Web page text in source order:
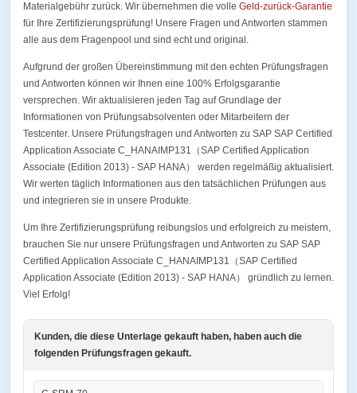
Materialgebühr zurück. Wir übernehmen die volle Geld-zurück-Garantie
für Ihre Zertifizierungsprüfung! Unsere Fragen und Antworten stammen
alle aus dem Fragenpool und sind echt und original.
Aufgrund der großen Übereinstimmung mit den echten Prüfungsfragen
und Antworten können wir Ihnen eine 100% Erfolgsgarantie
versprechen. Wir aktualisieren jeden Tag auf Grundlage der
Informationen von Prüfungsabsolventen oder Mitarbeitern der
Testcenter. Unsere Prüfungsfragen und Antworten zu SAP SAP Certified
Application Associate C_HANAIMP131（SAP Certified Application
Associate (Edition 2013) - SAP HANA） werden regelmäßig aktualisiert.
Wir werten täglich Informationen aus den tatsächlichen Prüfungen aus
und integrieren sie in unsere Produkte.
Um Ihre Zertifizierungsprüfung reibungslos und erfolgreich zu meistern,
brauchen Sie nur unsere Prüfungsfragen und Antworten zu SAP SAP
Certified Application Associate C_HANAIMP131（SAP Certified
Application Associate (Edition 2013) - SAP HANA） gründlich zu lernen.
Viel Erfolg!
Kunden, die diese Unterlage gekauft haben, haben auch die
folgenden Prüfungsfragen gekauft.